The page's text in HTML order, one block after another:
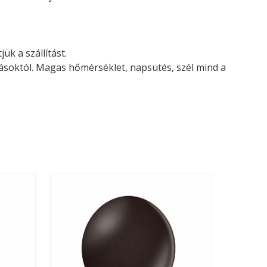
a szállítást.
Magas hőmérséklet, napsütés, szél mind a